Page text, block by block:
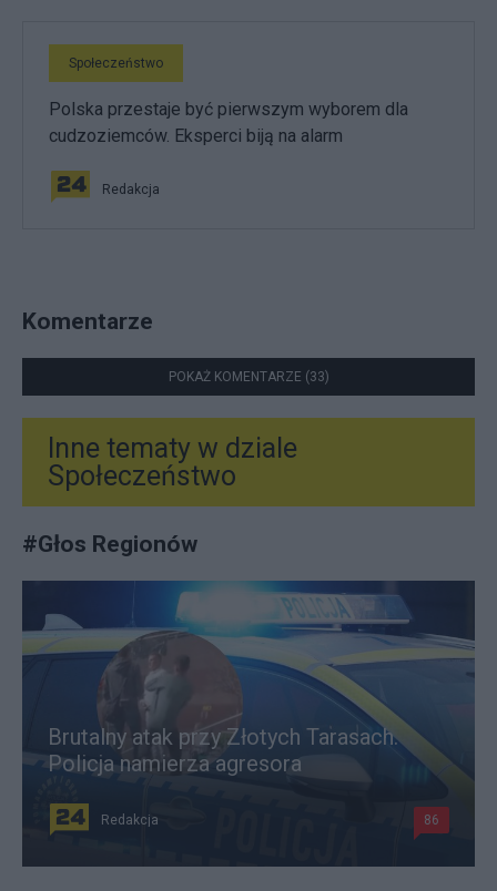
Społeczeństwo
Polska przestaje być pierwszym wyborem dla
cudzoziemców. Eksperci biją na alarm
Redakcja
Komentarze
POKAŻ KOMENTARZE (33)
Inne tematy w dziale
Społeczeństwo
#Głos Regionów
Brutalny atak przy Złotych Tarasach.
Policja namierza agresora
Redakcja 86